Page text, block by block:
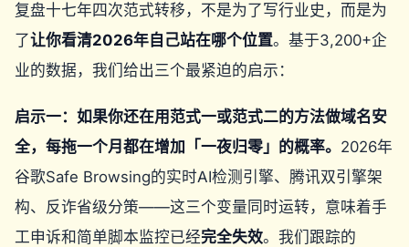
复盘十七年四次范式转移，不是为了写行业史，而是为
了让你看清2026年自己站在哪个位置。基于3,200+企
业的数据，我们给出三个最紧迫的启示：
启示一：如果你还在用范式一或范式二的方法做域名安
全，每拖一个月都在增加「一夜归零」的概率。 2026年
谷歌Safe Browsing的实时AI检测引擎、腾讯双引擎架
构、反诈省级分策——这三个变量同时运转，意味着手
工申诉和简单脚本监控已经完全失效。我们跟踪的